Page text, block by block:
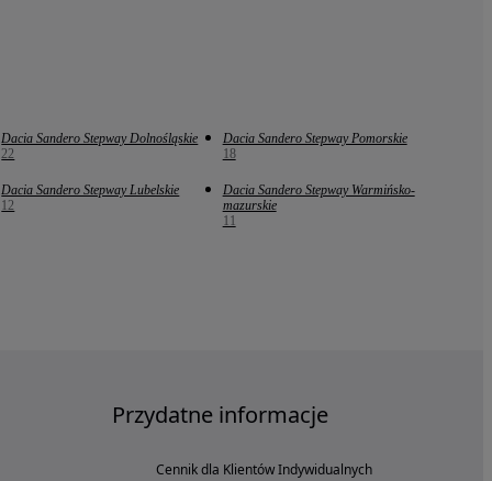
Dacia Sandero Stepway Dolnośląskie
22
Dacia Sandero Stepway Pomorskie
18
Dacia Sandero Stepway Lubelskie
12
Dacia Sandero Stepway Warmińsko-
mazurskie
11
Przydatne informacje
Cennik dla Klientów Indywidualnych